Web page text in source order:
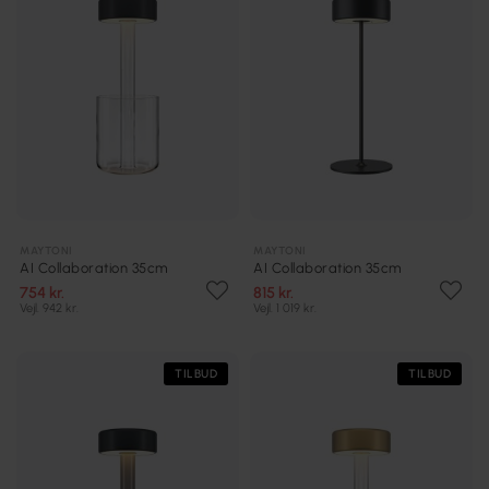
AI Collaboration 35cm
754 kr.
Vejl. 942 kr.
AI Collaboration 35cm
815 kr.
Vejl. 1 019 kr.
TILBUD TILBUD